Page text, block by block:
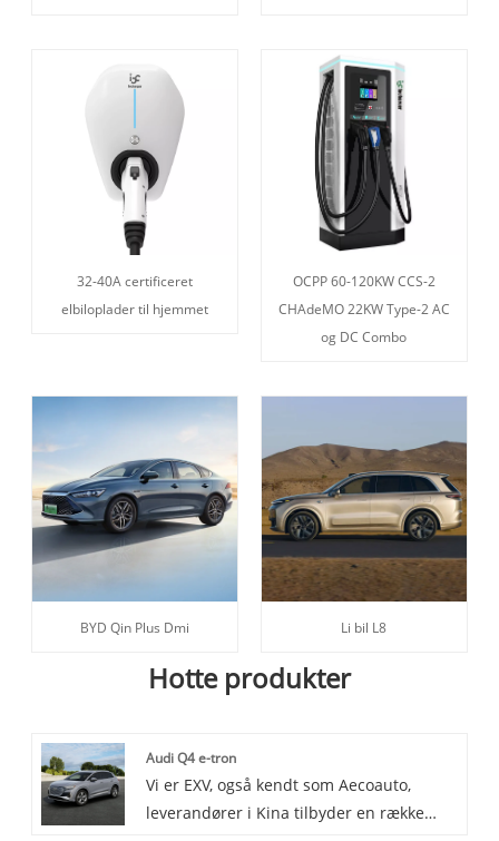
32-40A certificeret
elbiloplader til hjemmet
OCPP 60-120KW CCS-2
CHAdeMO 22KW Type-2 AC
og DC Combo
BYD Qin Plus Dmi Li bil L8
Hotte produkter
Audi Q4 e-tron
Vi er EXV, også kendt som Aecoauto,
leverandører i Kina tilbyder en række